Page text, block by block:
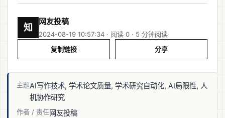
知
网友投稿
2024-08-19 10:57:34 · 阅读 0 · 5 分钟阅读
复制链接
分享
主题AI写作技术, 学术论文质量, 学术研究自动化, AI局限性, 人
机协作研究
作者 / 责任网友投稿